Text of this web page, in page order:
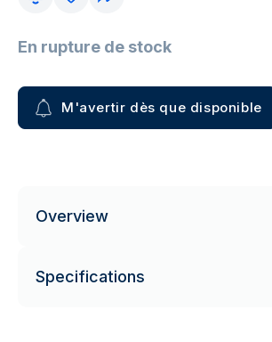
En rupture de stock
M'avertir dès que disponible
Overview
Specifications